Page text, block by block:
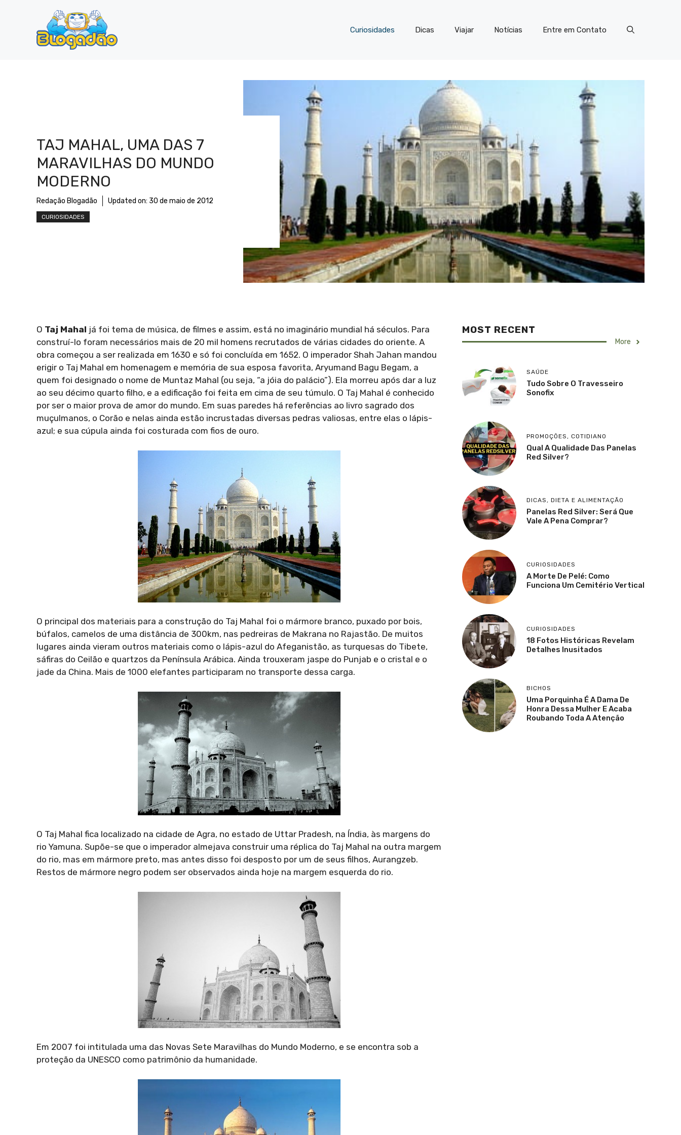
conteúdo
Curiosidades Dicas Viajar Notícias Entre em Contato
TAJ MAHAL, UMA DAS 7
MARAVILHAS DO MUNDO
MODERNO
Redação Blogadão Updated on: 30 de maio de 2012
CURIOSIDADES
O Taj Mahal já foi tema de música, de filmes e assim, está no imaginário mundial há séculos. Para
construí-lo foram necessários mais de 20 mil homens recrutados de várias cidades do oriente. A
obra começou a ser realizada em 1630 e só foi concluída em 1652. O imperador Shah Jahan mandou
erigir o Taj Mahal em homenagem e memória de sua esposa favorita, Aryumand Bagu Begam, a
quem foi designado o nome de Muntaz Mahal (ou seja, “a jóia do palácio”). Ela morreu após dar a luz
ao seu décimo quarto filho, e a edificação foi feita em cima de seu túmulo. O Taj Mahal é conhecido
por ser o maior prova de amor do mundo. Em suas paredes há referências ao livro sagrado dos
muçulmanos, o Corão e nelas ainda estão incrustadas diversas pedras valiosas, entre elas o lápis-
azul; e sua cúpula ainda foi costurada com fios de ouro.
O principal dos materiais para a construção do Taj Mahal foi o mármore branco, puxado por bois,
búfalos, camelos de uma distância de 300km, nas pedreiras de Makrana no Rajastão. De muitos
lugares ainda vieram outros materiais como o lápis-azul do Afeganistão, as turquesas do Tibete,
sáfiras do Ceilão e quartzos da Península Arábica. Ainda trouxeram jaspe do Punjab e o cristal e o
jade da China. Mais de 1000 elefantes participaram no transporte dessa carga.
O Taj Mahal fica localizado na cidade de Agra, no estado de Uttar Pradesh, na Índia, às margens do
rio Yamuna. Supõe-se que o imperador almejava construir uma réplica do Taj Mahal na outra margem
do rio, mas em mármore preto, mas antes disso foi desposto por um de seus filhos, Aurangzeb.
Restos de mármore negro podem ser observados ainda hoje na margem esquerda do rio.
Em 2007 foi intitulada uma das Novas Sete Maravilhas do Mundo Moderno, e se encontra sob a
proteção da UNESCO como patrimônio da humanidade.
MOST RECENT
More
SAÚDE
Tudo Sobre O Travesseiro
Sonofix
PROMOÇÕES , COTIDIANO
Qual A Qualidade Das Panelas
Red Silver?
DICAS, DIETA E ALIMENTAÇÃO
Panelas Red Silver: Será Que
Vale A Pena Comprar?
CURIOSIDADES
A Morte De Pelé: Como
Funciona Um Cemitério Vertical
CURIOSIDADES
18 Fotos Históricas Revelam
Detalhes Inusitados
BICHOS
Uma Porquinha É A Dama De
Honra Dessa Mulher E Acaba
Roubando Toda A Atenção